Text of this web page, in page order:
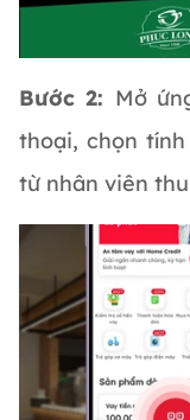
Bước 2: Mở
thoại, chọn
từ nhân viên